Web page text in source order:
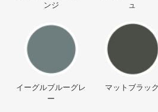
ンジ
ュ
イーグルブルーグレ
ー
マットブラック